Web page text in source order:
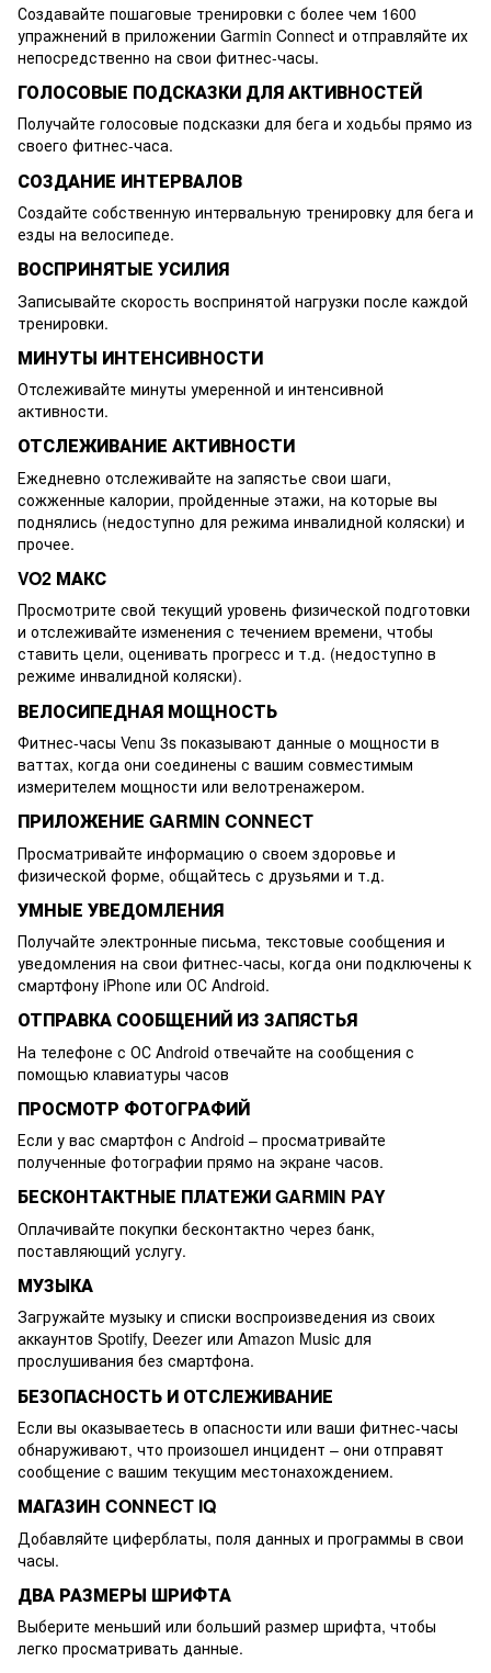
Создавайте пошаговые тренировки с более чем 1600
упражнений в приложении Garmin Connect и отправляйте их
непосредственно на свои фитнес-часы.
ГОЛОСОВЫЕ ПОДСКАЗКИ ДЛЯ АКТИВНОСТЕЙ
Получайте голосовые подсказки для бега и ходьбы прямо из
своего фитнес-часа.
СОЗДАНИЕ ИНТЕРВАЛОВ
Создайте собственную интервальную тренировку для бега и
езды на велосипеде.
ВОСПРИНЯТЫЕ УСИЛИЯ
Записывайте скорость воспринятой нагрузки после каждой
тренировки.
МИНУТЫ ИНТЕНСИВНОСТИ
Отслеживайте минуты умеренной и интенсивной
активности.
ОТСЛЕЖИВАНИЕ АКТИВНОСТИ
Ежедневно отслеживайте на запястье свои шаги,
сожженные калории, пройденные этажи, на которые вы
поднялись (недоступно для режима инвалидной коляски) и
прочее.
VO2 МАКС
Просмотрите свой текущий уровень физической подготовки
и отслеживайте изменения с течением времени, чтобы
ставить цели, оценивать прогресс и т.д. (недоступно в
режиме инвалидной коляски).
ВЕЛОСИПЕДНАЯ МОЩНОСТЬ
Фитнес-часы Venu 3s показывают данные о мощности в
ваттах, когда они соединены с вашим совместимым
измерителем мощности или велотренажером.
ПРИЛОЖЕНИЕ GARMIN CONNECT
Просматривайте информацию о своем здоровье и
физической форме, общайтесь с друзьями и т.д.
УМНЫЕ УВЕДОМЛЕНИЯ
Получайте электронные письма, текстовые сообщения и
уведомления на свои фитнес-часы, когда они подключены к
смартфону iPhone или ОС Android.
ОТПРАВКА СООБЩЕНИЙ ИЗ ЗАПЯСТЬЯ
На телефоне с ОС Android отвечайте на сообщения с
помощью клавиатуры часов
ПРОСМОТР ФОТОГРАФИЙ
Если у вас смартфон с Android – просматривайте
полученные фотографии прямо на экране часов.
БЕСКОНТАКТНЫЕ ПЛАТЕЖИ GARMIN PAY
Оплачивайте покупки бесконтактно через банк,
поставляющий услугу.
МУЗЫКА
Загружайте музыку и списки воспроизведения из своих
аккаунтов Spotify, Deezer или Amazon Music для
прослушивания без смартфона.
БЕЗОПАСНОСТЬ И ОТСЛЕЖИВАНИЕ
Если вы оказываетесь в опасности или ваши фитнес-часы
обнаруживают, что произошел инцидент – они отправят
сообщение с вашим текущим местонахождением.
МАГАЗИН CONNECT IQ
Добавляйте циферблаты, поля данных и программы в свои
часы.
ДВА РАЗМЕРЫ ШРИФТА
Выберите меньший или больший размер шрифта, чтобы
легко просматривать данные.